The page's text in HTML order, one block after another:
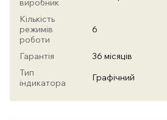
виробник
Кількість
режимів
роботи
6
Гарантія
36 місяців
Тип
індикатора
Графічний